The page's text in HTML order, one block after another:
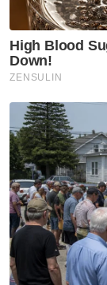
berusaha
Wisma
Muat turun
Berita Global
Gunung
Lewotobi